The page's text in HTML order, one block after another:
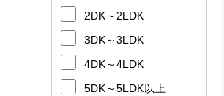
2DK～2LDK
3DK～3LDK
4DK～4LDK
5DK～5LDK以上